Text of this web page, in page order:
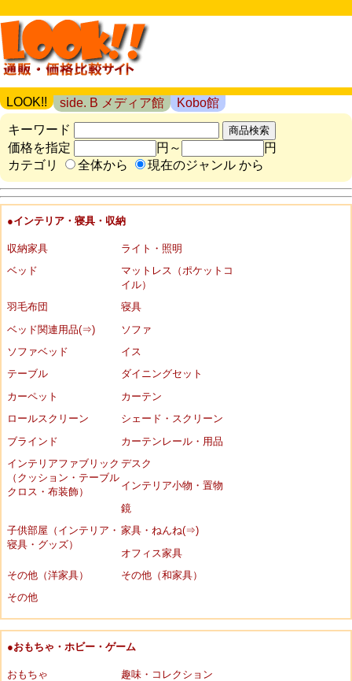
LOOK!! side. B メディア館
Kobo館
キーワード
価格を指定
円～
円
カテゴリ
全体から 現在のジャンル から
●インテリア・寝具・収納
収納家具
ライト・照明
ベッド
マットレス（ポケットコ
イル）
羽毛布団
寝具
ベッド関連用品(⇒)
ソファ
ソファベッド
イス
テーブル
ダイニングセット
カーペット
カーテン
ロールスクリーン
シェード・スクリーン
ブラインド
カーテンレール・用品
インテリアファブリック
（クッション・テーブル
クロス・布装飾）
デスク
インテリア小物・置物
鏡
子供部屋（インテリア・
寝具・グッズ）
家具・ねんね(⇒)
オフィス家具
その他（洋家具）
その他（和家具）
その他
●おもちゃ・ホビー・ゲーム
おもちゃ
趣味・コレクション